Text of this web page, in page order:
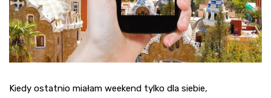
Kiedy ostatnio miałam weekend tylko dla siebie,